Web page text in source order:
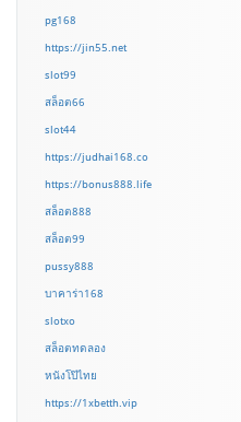
pg168
https://jin55.net
slot99
สล็อต66
slot44
https://judhai168.co
https://bonus888.life
สล็อต888
สล็อต99
pussy888
บาคาร่า168
slotxo
สล็อตทดลอง
หนังโป๊ไทย
https://1xbetth.vip